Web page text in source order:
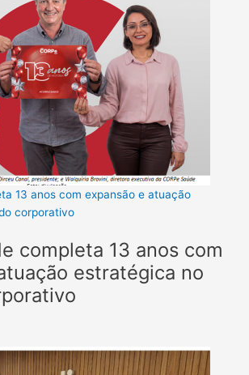
13 anos com expansão e atuação
corporativo
completa 13 anos com
estratégica no